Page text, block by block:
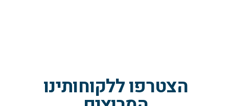
הצטרפו ללקוחותינו